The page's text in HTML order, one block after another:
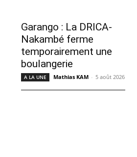
Garango : La DRICA-
Nakambé ferme
temporairement une
boulangerie
A LA UNE Mathias KAM - 5 août 2026